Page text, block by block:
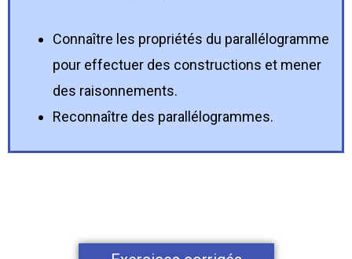
Connaître les propriétés du parallélogramme
pour effectuer des constructions et mener
des raisonnements.
Reconnaître des parallélogrammes.